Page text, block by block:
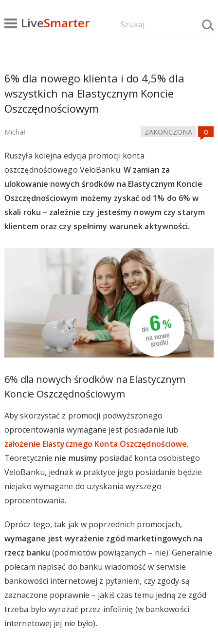
LiveSmarter
6% dla nowego klienta i do 4,5% dla
wszystkich na Elastycznym Koncie
Oszczędnościowym
Michał ZAKOŃCZONA
Ruszyła kolejna edycja promocji konta
oszczędnościowego VeloBanku. W zamian za
ulokowanie nowych środków na Elastycznym Koncie
Oszczędnościowym możemy zyskać od 1% do 6% w
skali roku – zależnie czy jesteśmy nowym czy starym
klientem oraz czy spełnimy warunek aktywności.
6% dla nowych środków na Elastycznym
Koncie Oszczędnościowym
Aby skorzystać z promocji podwyższonego
oprocentowania wymagane jest posiadanie lub
założenie Elastycznego Konta Oszczędnościowe.
Teoretycznie nie musimy posiadać konta osobistego
VeloBanku, jednak w praktyce jego posiadanie będzie
niejako wymagane do uzyskania wyższego
oprocentowania.
Oprócz tego, tak jak w poprzednich promocjach,
wymagane jest wyrażenie zgód marketingowych na
rzecz banku (podmiotów powiązanych – nie). Generalnie
polecam napisać do banku wiadomość w serwisie
bankowości internetowej z pytaniem, czy zgody są
zaznaczone poprawnie – jakiś czas temu jedną ze zgód
trzeba było wyrażać przez infolinię (w bankowości
internetowej jej nie było).